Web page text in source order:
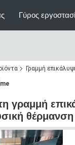
Γύρος
Γραμμή
γραμμή